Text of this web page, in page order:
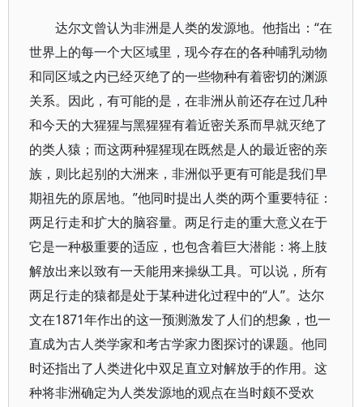
达尔文曾认为非洲是人类的发源地。他指出：“在
世界上的每一个大区域里，现今存在的各种哺乳动物
和同区域之内已经灭绝了的一些物种有着密切的渊源
关系。因此，有可能的是，在非洲从前还存在过几种
和今天的大猩猩与黑猩猩有着近密关系而早就灭绝了
的类人猿；而这两种猩猩现在既然是人的最近密的亲
族，则比起别的大洲来，非洲似乎更有可能是我们早
期祖先的原居地。”他同时提出人类的两个重要特征：
两足行走和扩大的脑容量。两足行走的重大意义在于
它是一种极重要的适应，也包含着巨大潜能：将上肢
解放出来以致有一天能用来操纵工具。可以说，所有
两足行走的猿都是处于某种进化过程中的“人”。达尔
文在1871年作出的这一预测激发了人们的想象，也一
直成为古人类学家和考古学家力图探讨的课题。他同
时还指出了人类进化中双足直立对解放手的作用。这
种将非洲确定为人类发源地的观点在当时颇不受欢